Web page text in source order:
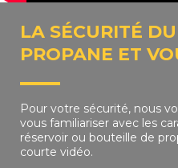
LA SÉCURITÉ
PROPANE ET
Pour votre sécurité, nous
vous familiariser avec les
réservoir ou bouteille de
courte vidéo.